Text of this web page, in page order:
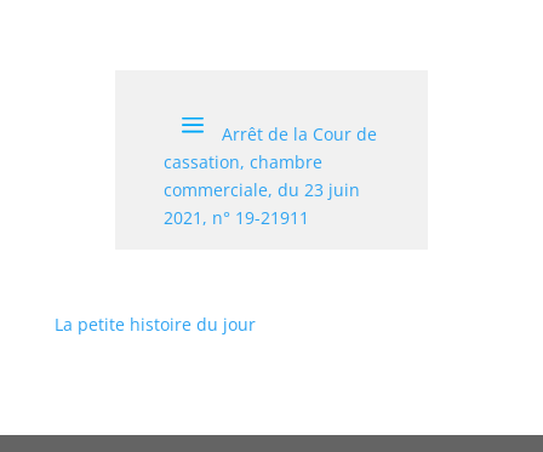
Arrêt de la Cour de
cassation, chambre
commerciale, du 23 juin
2021, n° 19-21911
La petite histoire du jour